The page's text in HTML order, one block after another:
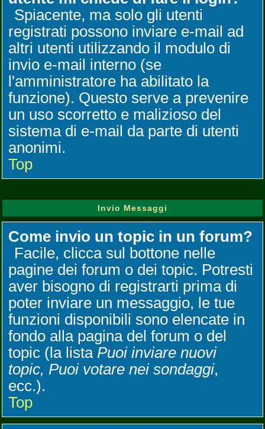
Spiacente, ma solo gli utenti
registrati possono inviare e-mail ad
altri utenti utilizzando il modulo di
invio e-mail interno (se
l'amministratore ha abilitato la
funzione). Questo serve a prevenire
un uso scorretto e malizioso del
sistema di e-mail da parte di utenti
anonimi.
Top
Invio Messaggi
Come invio un topic in un forum?
Facile, clicca sul bottone nelle
pagine dei forum o dei topic. Potresti
aver bisogno di registrarti prima di
poter inviare un messaggio, le tue
funzioni disponibili sono elencate in
fondo alla pagina del forum o del
topic (la lista Puoi inviare nuovi
topic, Puoi votare nei sondaggi,
ecc.).
Top